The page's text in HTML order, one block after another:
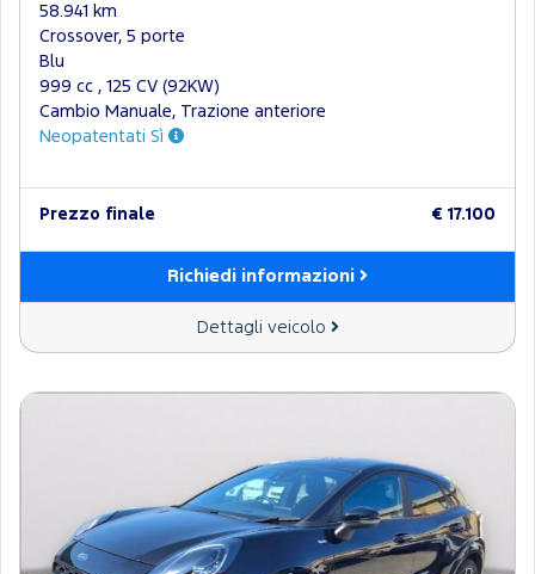
58.941 km
Crossover, 5 porte
Blu
999 cc , 125 CV (92KW)
Cambio Manuale, Trazione anteriore
Neopatentati Sì
Prezzo finale € 17.100
Richiedi informazioni
Dettagli veicolo